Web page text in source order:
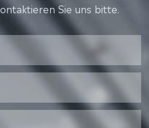
Sie uns bitte.